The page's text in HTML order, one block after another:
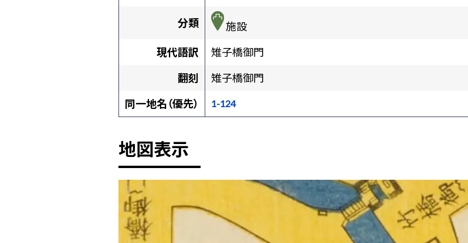
分類
施設
現代語訳
雉子橋御門
翻刻
雉子橋御門
同一地名（優先）
1-124
地図表示
+
-